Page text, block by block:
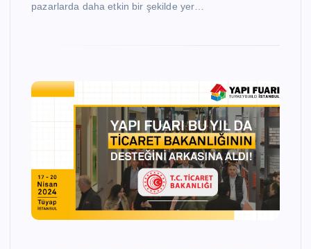
pazarlarda daha etkin bir şekilde yer…